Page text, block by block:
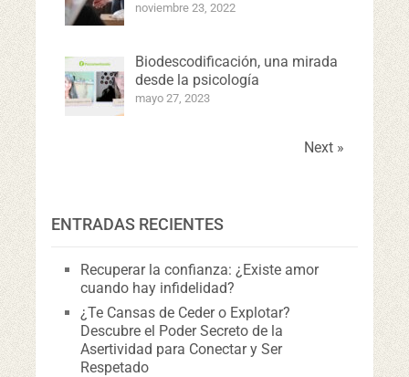
noviembre 23, 2022
Biodescodificación, una mirada
desde la psicología
mayo 27, 2023
Next »
ENTRADAS RECIENTES
Recuperar la confianza: ¿Existe amor
cuando hay infidelidad?
¿Te Cansas de Ceder o Explotar?
Descubre el Poder Secreto de la
Asertividad para Conectar y Ser
Respetado